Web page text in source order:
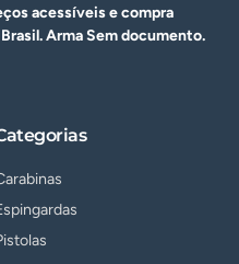
acessíveis e compra
ArmaSem documento.